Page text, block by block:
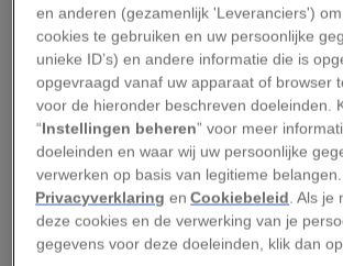
“Zonder enig inzicht in de
van deze mariene habitat was ik
dat dit soort natuurschoon
worden,” zei Songcoin 2015 tegen
Wereldnatuurfonds .
In 2001 meldde Songco zich voor
parkopzichter van het Tubbataha-
en anderen (gezamenlijk 'Leveranciers')
cookies te gebruiken en uw persoonlijke
unieke ID’s) en andere informatie die is
opgevraagd vanaf uw apparaat of browser
voor de hieronder beschreven doeleinden.
“Instellingen beheren” voor meer
doeleinden en waar wij uw persoonlijke
verwerken op basis van legitieme
Privacyverklaring enCookiebeleid. Als je
deze cookies en de verwerking van je
gegevens voor deze doeleinden, klik dan